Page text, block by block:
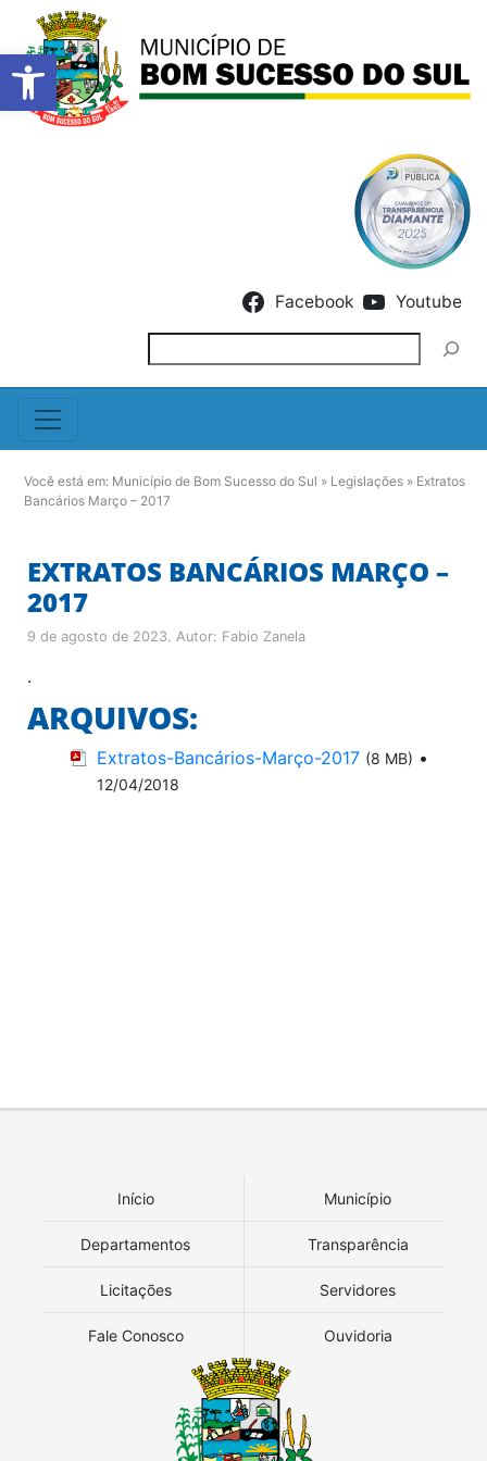
Barra de Ferramentas
Facebook Youtube
Você está em: Município de Bom Sucesso do Sul » Legislações » Extratos
Bancários Março – 2017
EXTRATOS BANCÁRIOS MARÇO –
2017
9 de agosto de 2023. Autor: Fabio Zanela
.
ARQUIVOS:
Extratos-Bancários-Março-2017 (8 MB) •
12/04/2018
Início Município
Departamentos Transparência
Licitações Servidores
Fale Conosco Ouvidoria